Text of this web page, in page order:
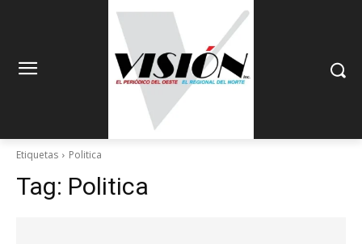
Etiquetas Politica
Tag: Politica